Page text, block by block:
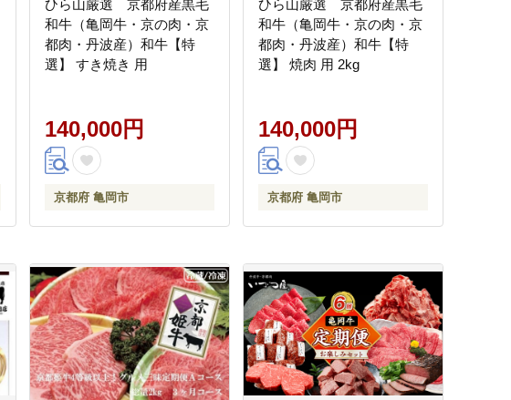
ひら山厳選 京都府産黒毛
和牛（亀岡牛・京の肉・京
都肉・丹波産）和牛【特
選】 すき焼き 用
140,000円
京都府 亀岡市
ひら山厳選 京都府産黒毛
和牛（亀岡牛・京の肉・京
都肉・丹波産）和牛【特
選】 焼肉 用 2kg
140,000円
京都府 亀岡市